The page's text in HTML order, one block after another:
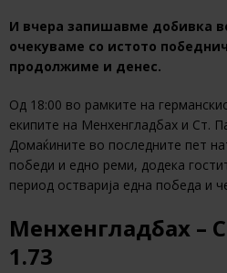
И вчера запишавме добивка
очекуваме со истото
продолжиме и денес.
Од 18:00 во рамките на
екипите на Менхенгладбах и Ст.
Домаќините во последните пет
победи и едно реми, додека
период остварија една победа и
Менхенгладбах –
1.73